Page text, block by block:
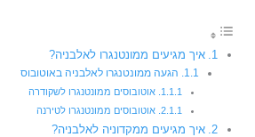
איך מגיעים ממונטנגרו לאלבניה?
הגעה ממונטנגרו לאלבניה באוטובוס
אוטובוסים ממונטנגרו לשקודרה
אוטובוסים ממונטנגרו לטירנה
איך מגיעים ממקדוניה לאלבניה?